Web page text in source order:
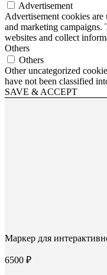
Advertisement
Advertisement cookies
and marketing campaigns.
websites and collect
Others
Others
Other uncategorized
have not been classified
SAVE & ACCEPT
Маркер для
6500 ₽